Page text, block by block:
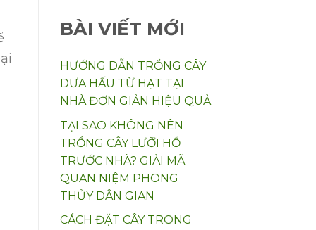
BÀI VIẾT MỚI
HƯỚNG DẪN TRỒNG CÂY
DƯA HẤU TỪ HẠT TẠI
NHÀ ĐƠN GIẢN HIỆU QUẢ
TẠI SAO KHÔNG NÊN
TRỒNG CÂY LƯỠI HỔ
TRƯỚC NHÀ? GIẢI MÃ
QUAN NIỆM PHONG
THỦY DÂN GIAN
CÁCH ĐẶT CÂY TRONG